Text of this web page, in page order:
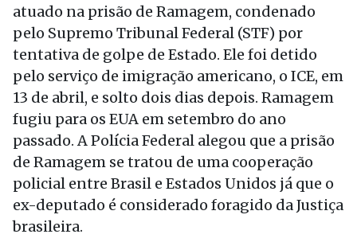
atuado na prisão de Ramagem, condenado
pelo Supremo Tribunal Federal (STF) por
tentativa de golpe de Estado. Ele foi detido
pelo serviço de imigração americano, o ICE, em
13 de abril, e solto dois dias depois. Ramagem
fugiu para os EUA em setembro do ano
passado. A Polícia Federal alegou que a prisão
de Ramagem se tratou de uma cooperação
policial entre Brasil e Estados Unidos já que o
ex-deputado é considerado foragido da Justiça
brasileira.